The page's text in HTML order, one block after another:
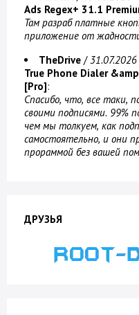
Ads Regex+ 31.1
Там разраб платные
приложение от
TheDrive /31.07.2026
True Phone Dialer
[Pro]:
Спасибо, что, все таки,
своими подписями. 99%
чем мы толкуем, как
самостоятельно, и они
прораммой без вашей
ДРУЗЬЯ